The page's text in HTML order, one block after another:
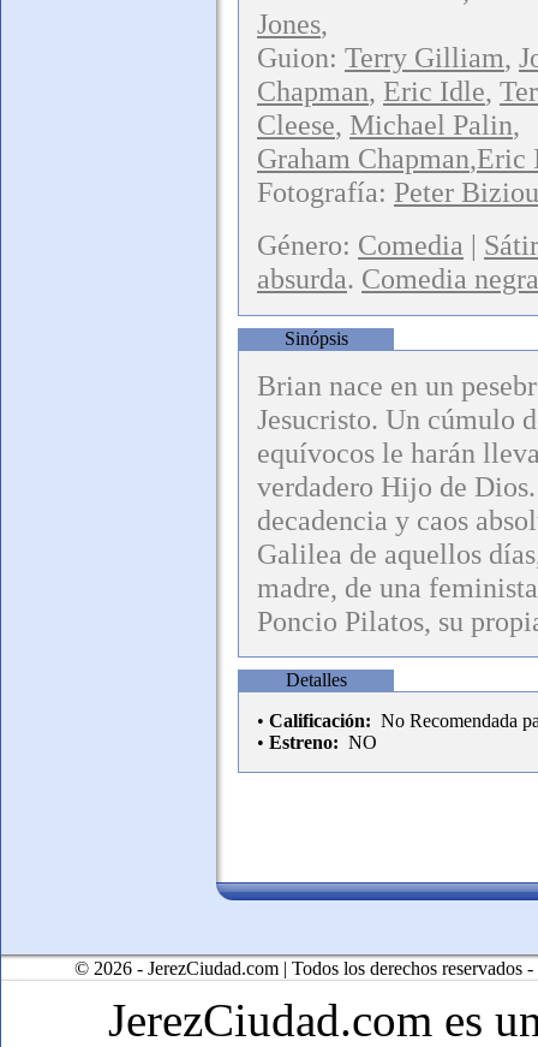
Jones,
Guion: Terry Gilliam,
Chapman, Eric Idle,
Cleese, Michael Palin,
Graham Chapman,Eric
Fotografía: Peter Biziou
Género: Comedia |
absurda. Comedia negra
Sinópsis
Brian nace en un
Jesucristo. Un cúmulo
equívocos le harán
verdadero Hijo de
decadencia y caos
Galilea de aquellos
madre, de una
Poncio Pilatos, su
Detalles
• Calificación: No Recomendada
• Estreno: NO
© 2026 - JerezCiudad.com | Todos los derechos
JerezCiudad.com es